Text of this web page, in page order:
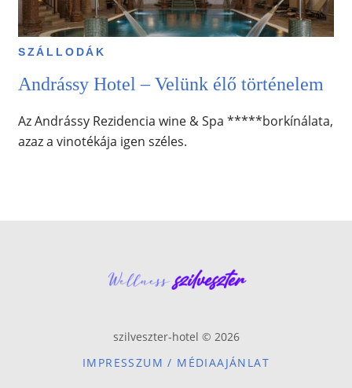
SZÁLLODÁK
Andrássy Hotel – Velünk élő történelem
Az Andrássy Rezidencia wine & Spa *****borkínálata,
azaz a vinotékája igen széles.
szilveszter-hotel © 2026
IMPRESSZUM / MÉDIAAJÁNLAT